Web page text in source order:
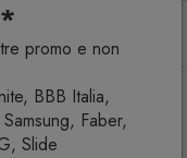
promo e non
BBB Italia,
Faber,
Slide
Poltroncine
2989